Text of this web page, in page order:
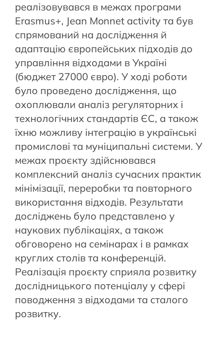
реалізовувався в межах програми
Erasmus+, Jean Monnet activity та був
спрямований на дослідження й
адаптацію європейських підходів до
управління відходами в Україні
(бюджет 27000 євро). У ході роботи
було проведено дослідження, що
охоплювали аналіз регуляторних і
технологічних стандартів ЄС, а також
їхню можливу інтеграцію в українські
промислові та муніципальні системи. У
межах проєкту здійснювався
комплексний аналіз сучасних практик
мінімізації, переробки та повторного
використання відходів. Результати
досліджень було представлено у
наукових публікаціях, а також
обговорено на семінарах і в рамках
круглих столів та конференцій.
Реалізація проєкту сприяла розвитку
дослідницького потенціалу у сфері
поводження з відходами та сталого
розвитку.